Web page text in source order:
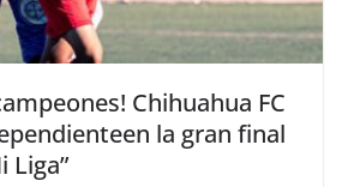
Chihuahua FC
la gran final
Liga”